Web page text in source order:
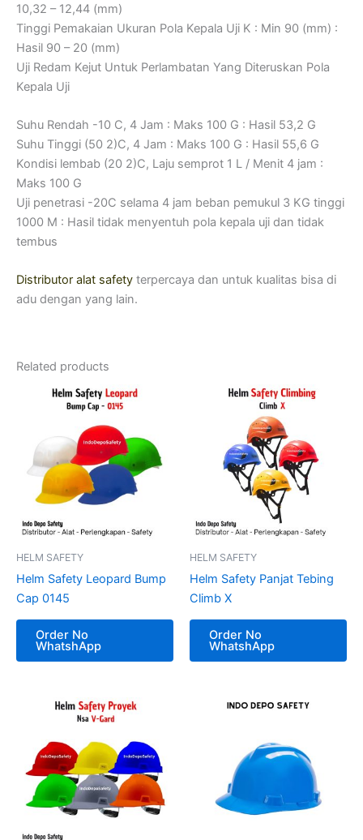
10,32 – 12,44 (mm)
Tinggi Pemakaian Ukuran Pola Kepala Uji K : Min 90 (mm) :
Hasil 90 – 20 (mm)
Uji Redam Kejut Untuk Perlambatan Yang Diteruskan Pola
Kepala Uji
Suhu Rendah -10 C, 4 Jam : Maks 100 G : Hasil 53,2 G
Suhu Tinggi (50 2)C, 4 Jam : Maks 100 G : Hasil 55,6 G
Kondisi lembab (20 2)C, Laju semprot 1 L / Menit 4 jam :
Maks 100 G
Uji penetrasi -20C selama 4 jam beban pemukul 3 KG tinggi
1000 M : Hasil tidak menyentuh pola kepala uji dan tidak
tembus
Distributor alat safety terpercaya dan untuk kualitas bisa di
adu dengan yang lain.
Related products
HELM SAFETY
Helm Safety Leopard Bump
Cap 0145
Order No
WhatshApp
HELM SAFETY
Helm Safety Panjat Tebing
Climb X
Order No
WhatshApp